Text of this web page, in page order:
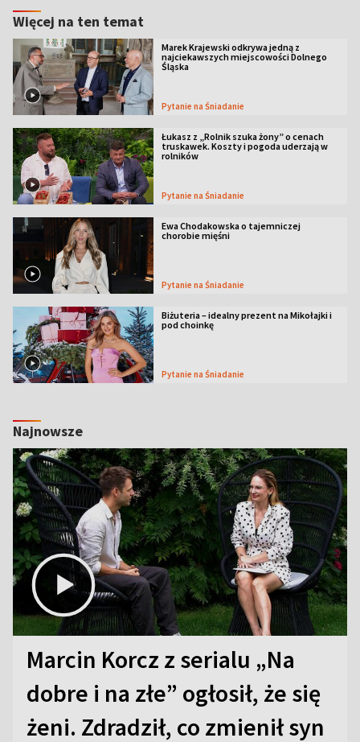
Więcej na ten temat
Marek Krajewski odkrywa jedną z
najciekawszych miejscowości Dolnego
Śląska
Pytanie na Śniadanie
Łukasz z „Rolnik szuka żony” o cenach
truskawek. Koszty i pogoda uderzają w
rolników
Pytanie na Śniadanie
Ewa Chodakowska o tajemniczej
chorobie mięśni
Pytanie na Śniadanie
Biżuteria – idealny prezent na Mikołajki i
pod choinkę
Pytanie na Śniadanie
Najnowsze
Marcin Korcz z serialu „Na
dobre i na złe” ogłosił, że się
żeni. Zdradził, co zmienił syn